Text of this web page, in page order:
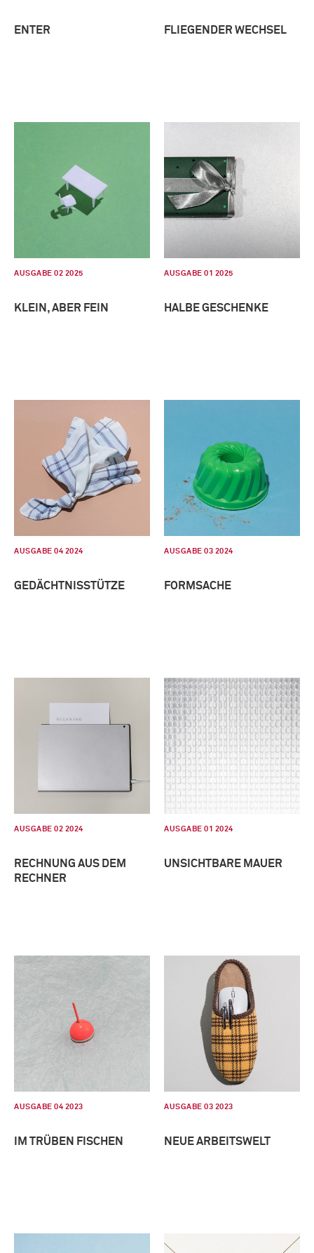
ENTER FLIEGENDER WECHSEL
AUSGABE 02 2025
KLEIN, ABER FEIN
AUSGABE 01 2025
HALBE GESCHENKE
AUSGABE 04 2024
GEDÄCHTNISSTÜTZE
AUSGABE 03 2024
FORMSACHE
AUSGABE 02 2024
RECHNUNG AUS DEM
RECHNER
AUSGABE 01 2024
UNSICHTBARE MAUER
AUSGABE 04 2023
IM TRÜBEN FISCHEN
AUSGABE 03 2023
NEUE ARBEITSWELT